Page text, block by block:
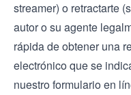
streamer) o retractarte
autor o su agente
rápida de obtener una
electrónico que se
nuestro formulario en